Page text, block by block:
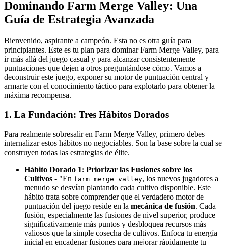
Dominando Farm Merge Valley: Una
Guía de Estrategia Avanzada
Bienvenido, aspirante a campeón. Esta no es otra guía para
principiantes. Este es tu plan para dominar Farm Merge Valley, para
ir más allá del juego casual y para alcanzar consistentemente
puntuaciones que dejen a otros preguntándose cómo. Vamos a
deconstruir este juego, exponer su motor de puntuación central y
armarte con el conocimiento táctico para explotarlo para obtener la
máxima recompensa.
1. La Fundación: Tres Hábitos Dorados
Para realmente sobresalir en Farm Merge Valley, primero debes
internalizar estos hábitos no negociables. Son la base sobre la cual se
construyen todas las estrategias de élite.
Hábito Dorado 1: Priorizar las Fusiones sobre los
Cultivos - "En farm merge valley, los nuevos jugadores a
menudo se desvían plantando cada cultivo disponible. Este
hábito trata sobre comprender que el verdadero motor de
puntuación del juego reside en la mecánica de fusión. Cada
fusión, especialmente las fusiones de nivel superior, produce
significativamente más puntos y desbloquea recursos más
valiosos que la simple cosecha de cultivos. Enfoca tu energía
inicial en encadenar fusiones para mejorar rápidamente tu